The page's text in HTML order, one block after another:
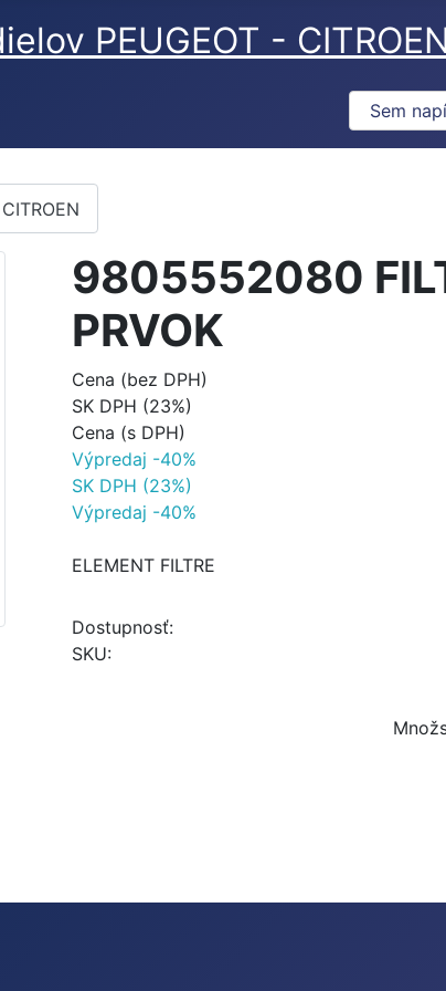
PEUGEOT -
9805552080
PRVOK
Cena (bez DPH)
SK DPH (23%)
Cena (s DPH)
Výpredaj -40%
SK DPH (23%)
Výpredaj -40%
ELEMENT FILTRE
Dostupnosť:
SKU: